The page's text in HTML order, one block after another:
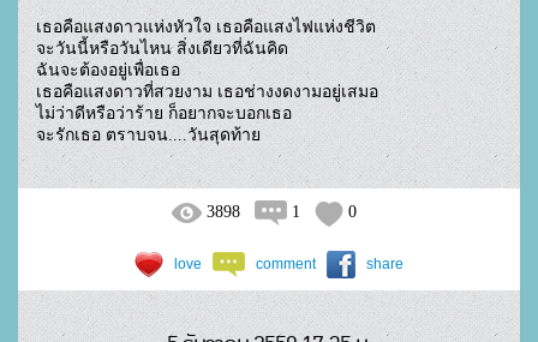
เธอคือแสงดาวแห่งหัวใจ เธอคือแสงไฟแห่งชีวิต
จะวันนี้หรือวันไหน สิ่งเดียวที่ฉันคิด
ฉันจะต้องอยู่เพื่อเธอ
เธอคือแสงดาวที่สวยงาม เธอช่างงดงามอยู่เสมอ
ไม่ว่าดีหรือว่าร้าย ก็อยากจะบอกเธอ
จะรักเธอ ตราบจน....วันสุดท้าย
3898 1 0
love comment share